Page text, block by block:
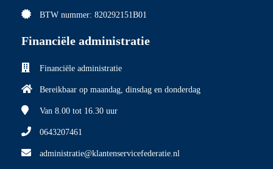
BTW nummer: 820292151B01
Financiële administratie
Financiële administratie
Bereikbaar op maandag, dinsdag en donderdag
Van 8.00 tot 16.30 uur
0643207461
administratie@klantenservicefederatie.nl